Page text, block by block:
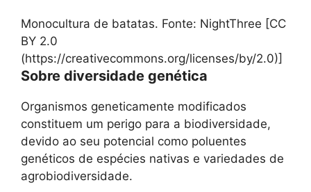
Monocultura de batatas. Fonte: NightThree [CC
BY 2.0
(https://creativecommons.org/licenses/by/2.0)]
Sobre diversidade genética
Organismos geneticamente modificados
constituem um perigo para a biodiversidade,
devido ao seu potencial como poluentes
genéticos de espécies nativas e variedades de
agrobiodiversidade.